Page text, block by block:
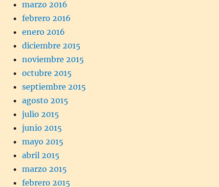
marzo 2016
febrero 2016
enero 2016
diciembre 2015
noviembre 2015
octubre 2015
septiembre 2015
agosto 2015
julio 2015
junio 2015
mayo 2015
abril 2015
marzo 2015
febrero 2015